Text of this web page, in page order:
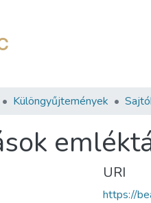
Különgyűjtemények
URI
https://